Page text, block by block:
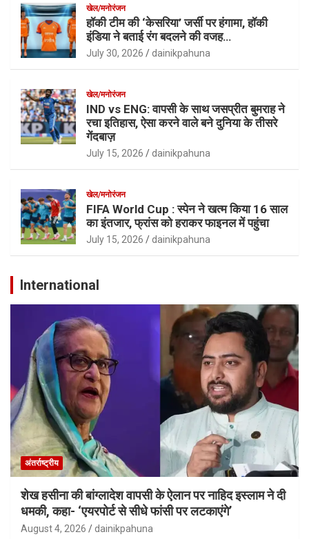
खेल/मनोरंजन
हॉकी टीम की ‘केसरिया’ जर्सी पर हंगामा, हॉकी
इंडिया ने बताई रंग बदलने की वजह…
July 30, 2026 dainikpahuna
खेल/मनोरंजन
IND vs ENG: वापसी के साथ जसप्रीत बुमराह ने
रचा इतिहास, ऐसा करने वाले बने दुनिया के तीसरे
गेंदबाज़
July 15, 2026 dainikpahuna
खेल/मनोरंजन
FIFA World Cup : स्पेन ने खत्म किया 16 साल
का इंतजार, फ्रांस को हराकर फाइनल में पहुंचा
July 15, 2026 dainikpahuna
International
अंतर्राष्ट्रीय
शेख हसीना की बांग्लादेश वापसी के ऐलान पर नाहिद इस्लाम ने दी
धमकी, कहा- ‘एयरपोर्ट से सीधे फांसी पर लटकाएंगे’
August 4, 2026 dainikpahuna